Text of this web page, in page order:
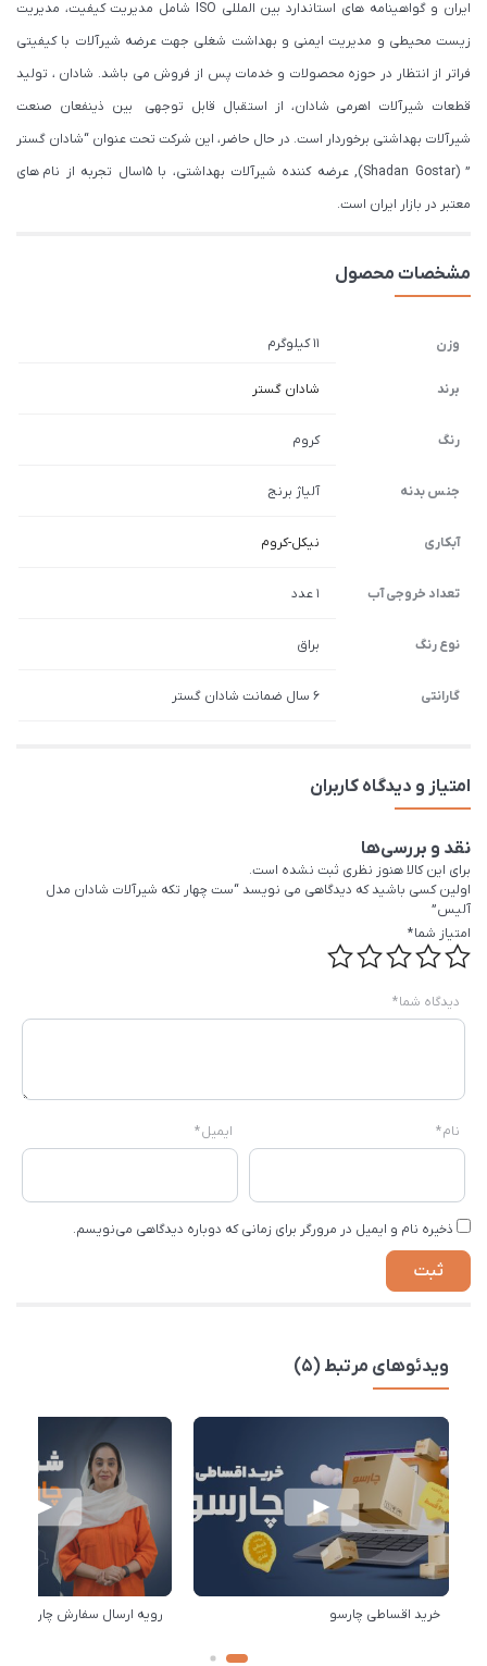
ایران و گواهینامه های استاندارد بین المللی ISO شامل مدیریت کیفیت، مدیریت
زیست محیطی و مدیریت ایمنی و بهداشت شغلی جهت عرضه شیرآلات با کیفیتی
فراتر از انتظار در حوزه محصولات و خدمات پس از فروش می باشد. شادان ، تولید
قطعات شیرآلات اهرمی شادان، از استقبال قابل توجهی بین ذینفعان صنعت
شیرآلات بهداشتی برخوردار است. در حال حاضر، این شرکت تحت عنوان “شادان گستر
” (Shadan Gostar), عرضه کننده شیرآلات بهداشتی، با ۱۵سال تجربه از نام های
معتبر در بازار ایران است.
مشخصات محصول
وزن 11 کیلوگرم
برند شادان گستر
رنگ کروم
جنس بدنه آلیاژ برنج
آبکاری نیکل-کروم
تعداد خروجی آب 1 عدد
نوع رنگ براق
گارانتی 6 سال ضمانت شادان گستر
امتیاز و دیدگاه کاربران
نقد و بررسی‌ها
برای این کالا هنوز نظری ثبت نشده است.
اولین کسی باشید که دیدگاهی می نویسد “ست چهار تکه شیرآلات شادان مدل
آلیس”
امتیاز شما*
دیدگاه شما*
نام* ایمیل*
ذخیره نام و ایمیل در مرورگر برای زمانی که دوباره دیدگاهی می‌نویسم.
ویدئوهای مرتبط (5)
خرید اقساطی چارسو رویه ارسال سفارش چارسو